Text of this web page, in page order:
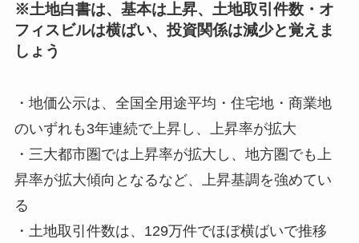
※土地白書は、 基本は上昇、土地取引件数・オ
フィスビルは横ばい、投資関係は減少と覚えま
しょう
・地価公示は、全国全用途平均・住宅地・商業地
のいずれも 3年連続で上昇し、上昇率が拡大
・三大都市圏では上昇率が拡大し、地方圏でも上
昇率が拡大傾向となるなど、
上昇基調 を強めてい
る
・ 土地取引件数は、129万件でほぼ横ばいで推移